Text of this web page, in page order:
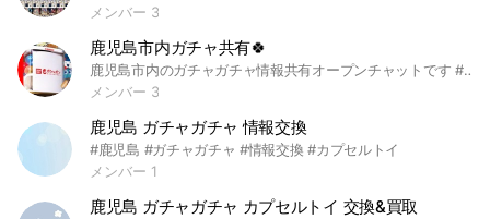
メンバー 3
鹿児島市内ガチャ共有🍀
鹿児島市内のガチャガチャ情報共有オープンチャットです #鹿児島 #ガチャガチャ
メンバー 3
鹿児島 ガチャガチャ 情報交換
#鹿児島 #ガチャガチャ #情報交換 #カプセルトイ
メンバー 1
鹿児島 ガチャガチャ カプセルトイ 交換&買取